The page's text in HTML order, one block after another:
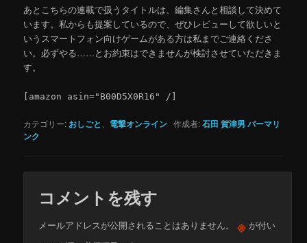
あとこちらの連載で扱うタイトルは、編集さんと相談して決めて
います。私からも提案しているので、ぜひレビューして欲しいと
いうスマートフォン向けゲームがある方は私までご連絡くださ
い。必ずやる……とお約束はできませんが検討させていただきま
す。
[amazon asin="B00D5X0R16" /]
カテゴリー: おしごと 電撃オンライン 作成者:石田 賀津男 パーマリ
ンク
コメントを残す
メールアドレスが公開されることはありません。 ※ が付い